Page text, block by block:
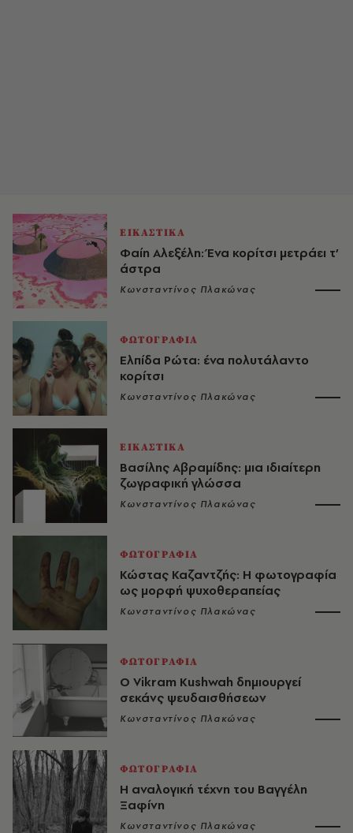
ΕΙΚΑΣΤΙΚΑ
Φαίη Αλεξέλη: Ένα κορίτσι μετράει τ’
άστρα
Κωνσταντίνος Πλακώνας
ΦΩΤΟΓΡΑΦΙΑ
Ελπίδα Ρώτα: ένα πολυτάλαντο
κορίτσι
Κωνσταντίνος Πλακώνας
ΕΙΚΑΣΤΙΚΑ
Βασίλης Αβραμίδης: μια ιδιαίτερη
ζωγραφική γλώσσα
Κωνσταντίνος Πλακώνας
ΦΩΤΟΓΡΑΦΙΑ
Κώστας Καζαντζής: Η φωτογραφία
ως μορφή ψυχοθεραπείας
Κωνσταντίνος Πλακώνας
ΦΩΤΟΓΡΑΦΙΑ
O Vikram Kushwah δημιουργεί
σεκάνς ψευδαισθήσεων
Κωνσταντίνος Πλακώνας
ΦΩΤΟΓΡΑΦΙΑ
Η αναλογική τέχνη του Βαγγέλη
Ξαφίνη
Κωνσταντίνος Πλακώνας